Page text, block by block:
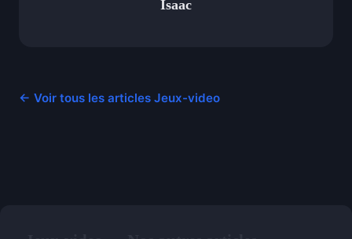
Isaac
← Voir tous les articles Jeux-video